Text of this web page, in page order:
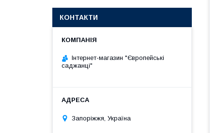
КОНТАКТИ
Інтернет-магазин "Європейські
саджанці"
Запоріжжя, Україна